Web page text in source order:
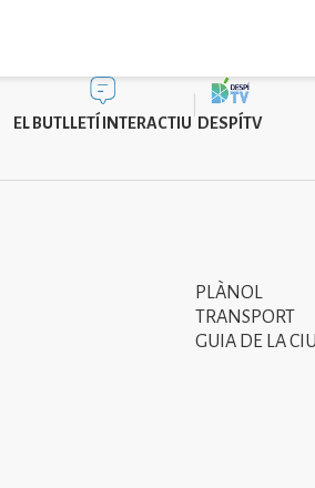
EL BUTLLETÍ INTERACTIU DESPÍTV
Segon
menú
PLÀNOL
TRANSPORT
GUIA DE LA